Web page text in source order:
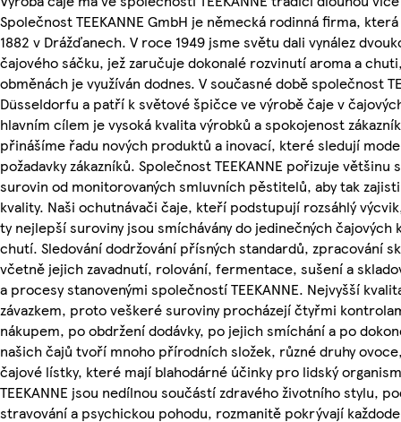
Společnost TEEKANNE GmbH je německá rodinná firma,
1882 v Drážďanech. V roce 1949 jsme světu dali vynález
čajového sáčku, jež zaručuje dokonalé rozvinutí aroma a
obměnách je využíván dodnes. V současné době společnost
Düsseldorfu a patří k světové špičce ve výrobě čaje v
hlavním cílem je vysoká kvalita výrobků a spokojenost
přinášíme řadu nových produktů a inovací, které sledují
požadavky zákazníků. Společnost TEEKANNE pořizuje většinu
surovin od monitorovaných smluvních pěstitelů, aby tak
kvality. Naši ochutnávači čaje, kteří podstupují rozsáhlý
ty nejlepší suroviny jsou smíchávány do jedinečných
chutí. Sledování dodržování přísných standardů, zpracování
včetně jejich zavadnutí, rolování, fermentace, sušení a
a procesy stanovenými společností TEEKANNE. Nejvyšší
závazkem, proto veškeré suroviny procházejí čtyřmi
nákupem, po obdržení dodávky, po jejich smíchání a po
našich čajů tvoří mnoho přírodních složek, různé druhy
čajové lístky, které mají blahodárné účinky pro lidský
TEEKANNE jsou nedílnou součástí zdravého životního stylu,
stravování a psychickou pohodu, rozmanitě pokrývají